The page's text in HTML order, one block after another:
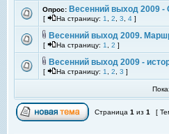
Опрос: Весенний выход 2009 -
[ На страницу: 1 2 3 4 ]
Весенний выход 2009.
[ На страницу: 1 2 ]
Весенний выход 2009 -
[ На страницу: 1 2 3 ]
Страница 1 из 1 [